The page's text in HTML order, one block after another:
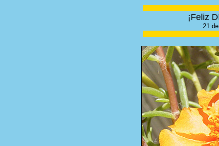
¡Feliz
21